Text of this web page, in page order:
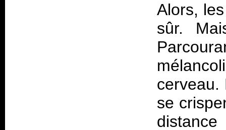
Alors,
sûr.
cerveau.
se
distance